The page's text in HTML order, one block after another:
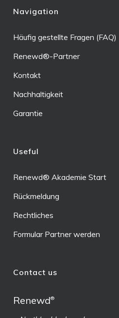
Navigation
Häufig gestellte Fragen (FAQ)
Renewd®-Partner
Kontakt
Nachhaltigkeit
Garantie
Useful
Renewd® Akademie Start
Rückmeldung
Rechtliches
Formular Partner werden
Contact us
Renewd®